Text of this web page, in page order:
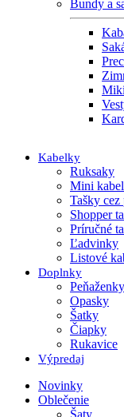
Bundy a
Kabelky
Ruksaky
Mini
Tašky cez
Shopper
Príručné
Ľadvinky
Listové
Doplnky
Peňaženky
Opasky
Šatky
Čiapky
Rukavice
Výpredaj
Novinky
Oblečenie
Šaty